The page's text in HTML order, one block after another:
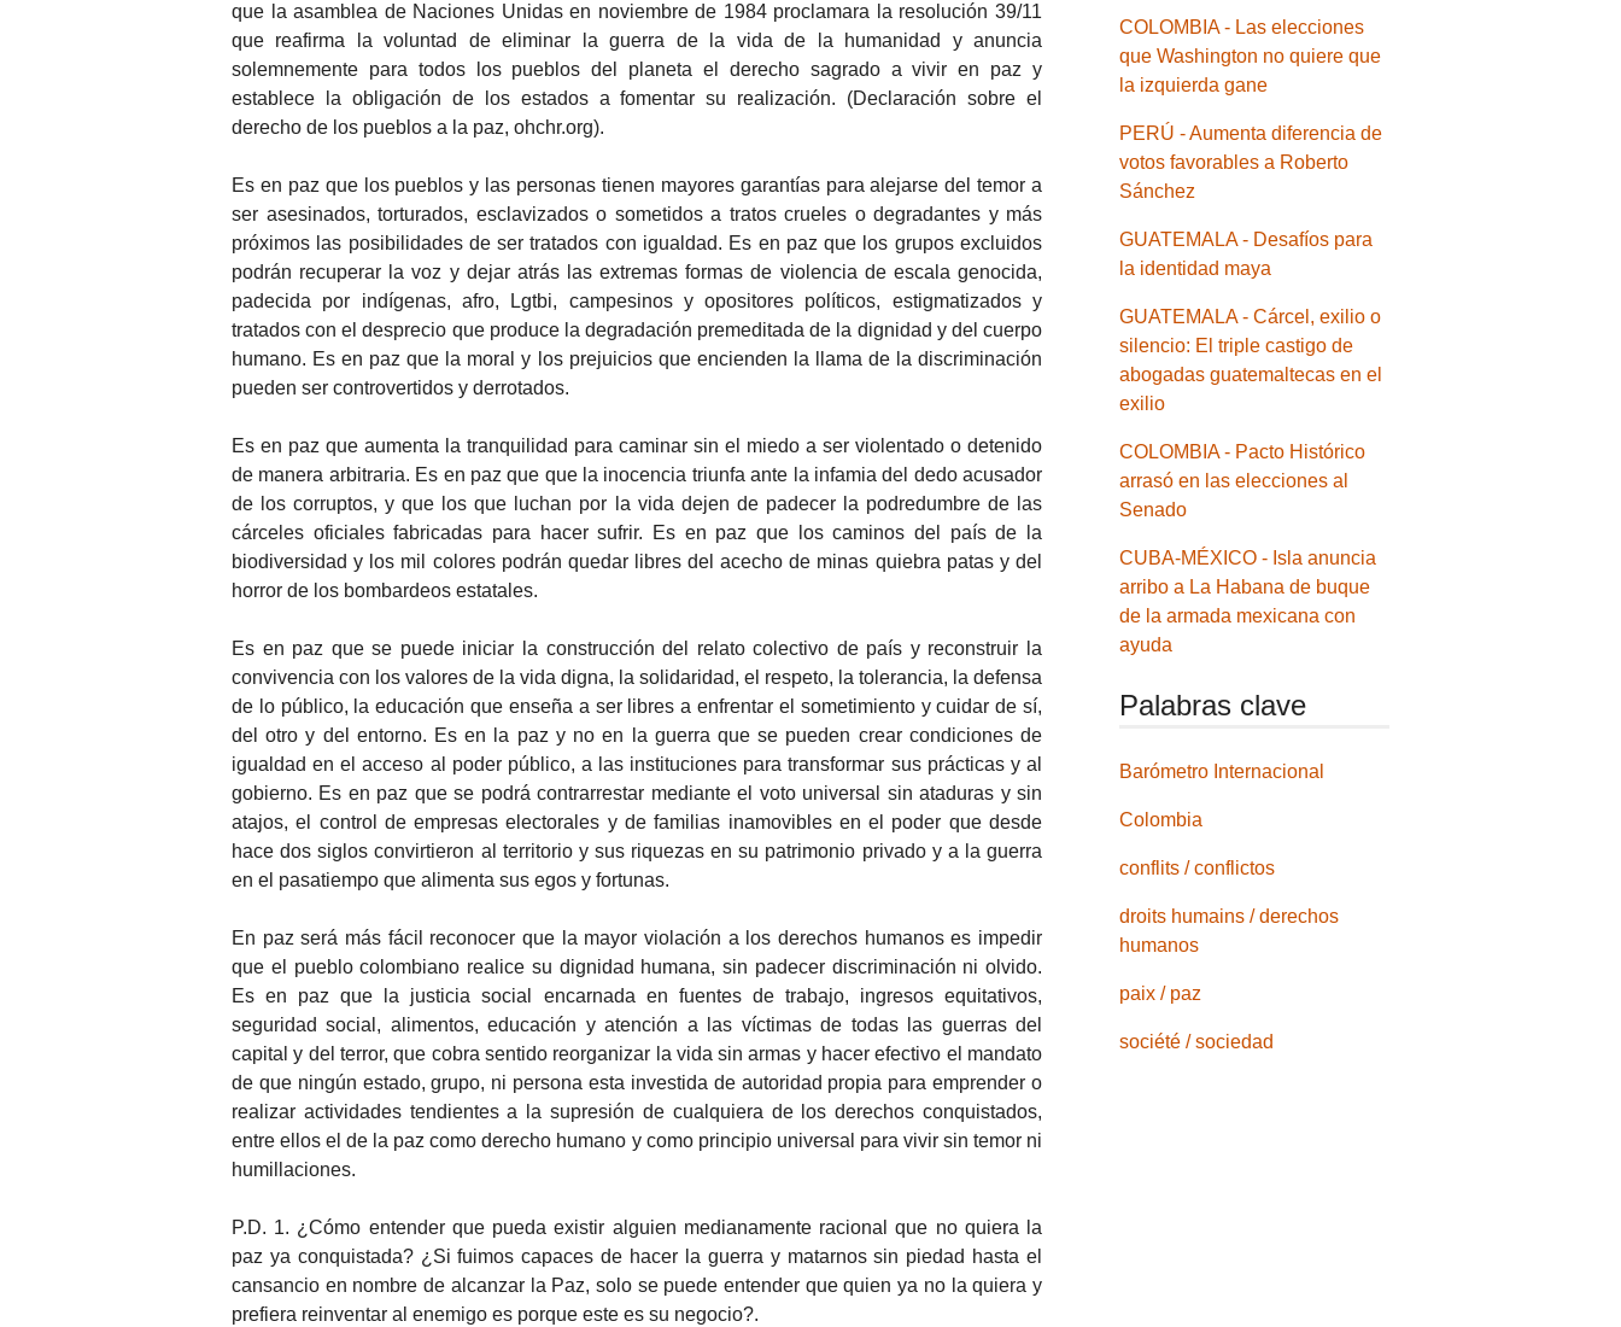
que la asamblea de Naciones Unidas en noviembre de 1984 proclamara la resolución 39/11
que reafirma la voluntad de eliminar la guerra de la vida de la humanidad y anuncia
solemnemente para todos los pueblos del planeta el derecho sagrado a vivir en paz y
establece la obligación de los estados a fomentar su realización. (Declaración sobre el
derecho de los pueblos a la paz, ohchr.org).
Es en paz que los pueblos y las personas tienen mayores garantías para alejarse del temor a
ser asesinados, torturados, esclavizados o sometidos a tratos crueles o degradantes y más
próximos las posibilidades de ser tratados con igualdad. Es en paz que los grupos excluidos
podrán recuperar la voz y dejar atrás las extremas formas de violencia de escala genocida,
padecida por indígenas, afro, Lgtbi, campesinos y opositores políticos, estigmatizados y
tratados con el desprecio que produce la degradación premeditada de la dignidad y del cuerpo
humano. Es en paz que la moral y los prejuicios que encienden la llama de la discriminación
pueden ser controvertidos y derrotados.
Es en paz que aumenta la tranquilidad para caminar sin el miedo a ser violentado o detenido
de manera arbitraria. Es en paz que que la inocencia triunfa ante la infamia del dedo acusador
de los corruptos, y que los que luchan por la vida dejen de padecer la podredumbre de las
cárceles oficiales fabricadas para hacer sufrir. Es en paz que los caminos del país de la
biodiversidad y los mil colores podrán quedar libres del acecho de minas quiebra patas y del
horror de los bombardeos estatales.
Es en paz que se puede iniciar la construcción del relato colectivo de país y reconstruir la
convivencia con los valores de la vida digna, la solidaridad, el respeto, la tolerancia, la defensa
de lo público, la educación que enseña a ser libres a enfrentar el sometimiento y cuidar de sí,
del otro y del entorno. Es en la paz y no en la guerra que se pueden crear condiciones de
igualdad en el acceso al poder público, a las instituciones para transformar sus prácticas y al
gobierno. Es en paz que se podrá contrarrestar mediante el voto universal sin ataduras y sin
atajos, el control de empresas electorales y de familias inamovibles en el poder que desde
hace dos siglos convirtieron al territorio y sus riquezas en su patrimonio privado y a la guerra
en el pasatiempo que alimenta sus egos y fortunas.
En paz será más fácil reconocer que la mayor violación a los derechos humanos es impedir
que el pueblo colombiano realice su dignidad humana, sin padecer discriminación ni olvido.
Es en paz que la justicia social encarnada en fuentes de trabajo, ingresos equitativos,
seguridad social, alimentos, educación y atención a las víctimas de todas las guerras del
capital y del terror, que cobra sentido reorganizar la vida sin armas y hacer efectivo el mandato
de que ningún estado, grupo, ni persona esta investida de autoridad propia para emprender o
realizar actividades tendientes a la supresión de cualquiera de los derechos conquistados,
entre ellos el de la paz como derecho humano y como principio universal para vivir sin temor ni
humillaciones.
P.D. 1. ¿Cómo entender que pueda existir alguien medianamente racional que no quiera la
paz ya conquistada? ¿Si fuimos capaces de hacer la guerra y matarnos sin piedad hasta el
cansancio en nombre de alcanzar la Paz, solo se puede entender que quien ya no la quiera y
prefiera reinventar al enemigo es porque este es su negocio?.
COLOMBIA - Las elecciones
que Washington no quiere que
la izquierda gane
PERÚ - Aumenta diferencia de
votos favorables a Roberto
Sánchez
GUATEMALA - Desafíos para
la identidad maya
GUATEMALA - Cárcel, exilio o
silencio: El triple castigo de
abogadas guatemaltecas en el
exilio
COLOMBIA - Pacto Histórico
arrasó en las elecciones al
Senado
CUBA-MÉXICO - Isla anuncia
arribo a La Habana de buque
de la armada mexicana con
ayuda
Palabras clave
Barómetro Internacional
Colombia
conflits / conflictos
droits humains / derechos
humanos
paix / paz
société / sociedad